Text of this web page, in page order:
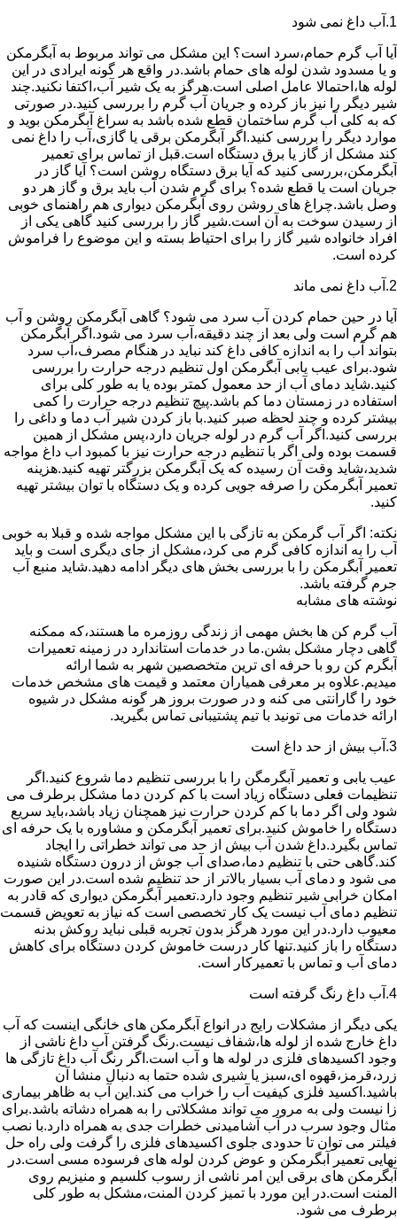
1.آب داغ نمی شود
آیا آب گرم حمام،سرد است؟ این مشکل می تواند مربوط به آبگرمکن
و یا مسدود شدن لوله های حمام باشد.در واقع هر گونه ایرادی در این
لوله ها،احتمالا عامل اصلی است.هرگز به یک شیر آب،اکتفا نکنید.چند
شیر دیگر را نیز باز کرده و جریان آب گرم را بررسی کنید.در صورتی
که به کلی آب گرم ساختمان قطع شده باشد به سراغ آبگرمکن بوید و
موارد دیگر را بررسی کنید.اگر آبگرمکن برقی یا گازی،آب را داغ نمی
کند مشکل از گاز یا برق دستگاه است.قبل از تماس برای تعمیر
آبگرمکن،بررسی کنید که آیا برق دستگاه روشن است؟ آیا گاز در
جریان است یا قطع شده؟ برای گرم شدن آب باید برق و گاز هر دو
وصل باشد.چراغ های روشن روی آبگرمکن دیواری هم راهنمای خوبی
از رسیدن سوخت به آن است.شیر گاز را بررسی کنید گاهی یکی از
افراد خانواده شیر گاز را برای احتیاط بسته و این موضوع را فراموش
کرده است.
2.آب داغ نمی ماند
آیا در حین حمام کردن آب سرد می شود؟ گاهی آبگرمکن روشن و آب
هم گرم است ولی بعد از چند دقیقه،آب سرد می شود.اگر آبگرمکن
بتواند آب را به اندازه کافی داغ کند نباید در هنگام مصرف،آب سرد
شود.برای عیب یابی آبگرمکن اول تنظیم درجه حرارت را بررسی
کنید.شاید دمای آب از حد معمول کمتر بوده یا به طور کلی برای
استفاده در زمستان دما کم باشد.پیچ تنظیم درجه حرارت را کمی
بیشتر کرده و چند لحظه صبر کنید.با باز کردن شیر آب دما و داغی را
بررسی کنید.اگر آب گرم در لوله جریان دارد،پس مشکل از همین
قسمت بوده ولی اگر با تنظیم درجه حرارت نیز با کمبود اب داغ مواجه
شدید،شاید وقت آن رسیده که یک آبگرمکن بزرگتر تهیه کنید.هزینه
تعمیر آبگرمکن را صرفه جویی کرده و یک دستگاه با توان بیشتر تهیه
کنید.
نکته: اگر آب گرمکن به تازگی با این مشکل مواجه شده و قبلا به خوبی
آب را به اندازه کافی گرم می کرد،مشکل از جای دیگری است و باید
تعمیر آبگرمکن را با بررسی بخش های دیگر ادامه دهید.شاید منبع آب
جرم گرفته باشد.
نوشته های مشابه
آب گرم کن ها بخش مهمی از زندگی روزمره ما هستند،که ممکنه
گاهی دچار مشکل بشن.ما در خدمات استاندارد در زمینه تعمیرات
آبگرم کن رو با حرفه ای ترین متخصصین شهر به شما ارائه
میدیم.علاوه بر معرفی همیاران معتمد و قیمت های مشخص خدمات
خود را گارانتی می کنه و در صورت بروز هر گونه مشکل در شیوه
ارائه خدمات می تونید با تیم پشتیبانی تماس بگیرید.
3.آب بیش از حد داغ است
عیب یابی و تعمیر آبگرمگن را با بررسی تنظیم دما شروع کنید.اگر
تنظیمات فعلی دستگاه زیاد است با کم کردن دما مشکل برطرف می
شود ولی اگر دما با کم کردن حرارت نیز همچنان زیاد باشد،باید سریع
دستگاه را خاموش کنید.برای تعمیر آبگرمکن و مشاوره با یک حرفه ای
تماس بگیرد.داغ شدن آب بیش از حد می تواند خطراتی را ایجاد
کند.گاهی حتی با تنظیم دما،صدای آب جوش از درون دستگاه شنیده
می شود و دمای آب بسیار بالاتر از حد تنظیم شده است.در این صورت
امکان خرابی شیر تنظیم وجود دارد.تعمیر آبگرمکن دیواری که قادر به
تنظیم دمای آب نیست یک کار تخصصی است که نیاز به تعویض قسمت
معیوب دارد.در این مورد هرگز بدون تجربه قبلی نباید روکش بدنه
دستگاه را باز کنید.تنها کار درست خاموش کردن دستگاه برای کاهش
دمای آب و تماس با تعمیرکار است.
4.آب داغ رنگ گرفته است
یکی دیگر از مشکلات رایج در انواع آبگرمکن های خانگی اینست که آب
داغ خارج شده از لوله ها،شفاف نیست.رنگ گرفتن آب داغ ناشی از
وجود اکسیدهای فلزی در لوله ها و آب است.اگر رنگ آب داغ تازگی ها
زرد،قرمز،قهوه ای،سبز یا شیری شده حتما به دنبال منشا آن
باشید.اکسید فلزی کیفیت آب را خراب می کند.این آب به ظاهر بیماری
زا نیست ولی به مرور می تواند مشکلاتی را به همراه دشاته باشد.برای
مثال وجود سرب در آب آشامیدنی خطرات جدی به همراه دارد.با نصب
فیلتر می توان تا حدودی جلوی اکسیدهای فلزی را گرفت ولی راه حل
نهایی تعمیر آبگرمکن و عوض کردن لوله های فرسوده مسی است.در
آبگرمکن های برقی این امر ناشی از رسوب کلسیم و منیزیم روی
المنت است.در این مورد با تمیز کردن المنت،مشکل به طور کلی
برطرف می شود.